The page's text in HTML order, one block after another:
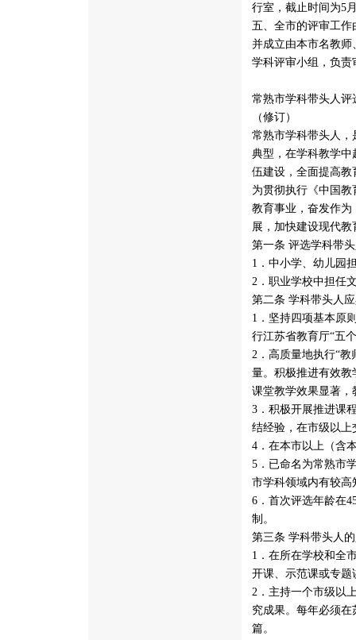
行室，截止时间为5
五、全市的评审工
并成立由本市名教
学科评审小组，负
常熟市学科带头人评
（修订）
常熟市学科带头人
典型，在学科教学
伍建设，全面提高
为贯彻执行《中国
教育事业，奋发作
展，加快建设现代
第一条 评选学科带
1．中小学、幼儿园
2．职业学校中担任
第二条 学科带头人
1．坚持四项基本原
行江苏省教育厅“五
2．高质量地执行“
量。积极推进有效
课堂教学效果显著
3．积极开展推进课
结经验，在市级以
4．在本市以上（含
5．已命名为常熟市
市学科领域内有较高
6．首次评选年龄在
制。
第三条 学科带头人
1．在所在学校和全
开课、示范课或专题
2．主持一个市级以
究成果。每年必须
篇。